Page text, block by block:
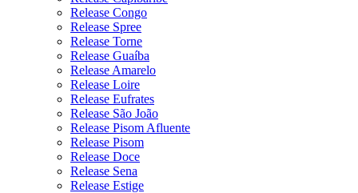
Release Congo
Release Spree
Release Torne
Release Guaíba
Release Amarelo
Release Loire
Release Eufrates
Release São João
Release Pisom Afluente
Release Pisom
Release Doce
Release Sena
Release Estige